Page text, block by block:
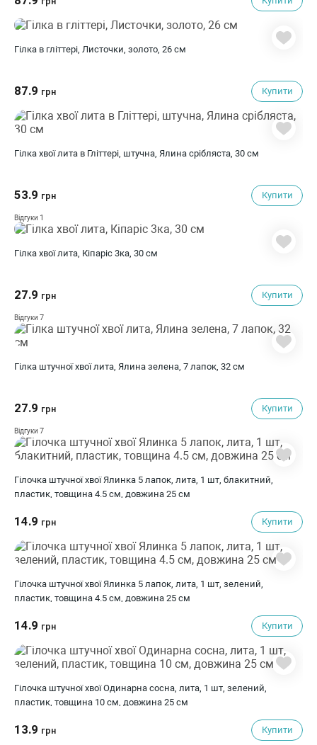
Гілка в гліттері, Листочки, золото, 26 см
87.9 грн Купити
Гілка хвої лита в Гліттері, штучна, Ялина срібляста, 30 см
53.9 грн Купити
Відгуки 1
Гілка хвої лита, Кіпаріс 3ка, 30 см
27.9 грн Купити
Відгуки 7
Гілка штучної хвої лита, Ялина зелена, 7 лапок, 32 см
27.9 грн Купити
Відгуки 7
Гілочка штучної хвої Ялинка 5 лапок, лита, 1 шт, блакитний,
пластик, товщина 4.5 см, довжина 25 см
14.9 грн Купити
Гілочка штучної хвої Ялинка 5 лапок, лита, 1 шт, зелений,
пластик, товщина 4.5 см, довжина 25 см
14.9 грн Купити
Гілочка штучної хвої Одинарна сосна, лита, 1 шт, зелений,
пластик, товщина 10 см, довжина 25 см
13.9 грн Купити